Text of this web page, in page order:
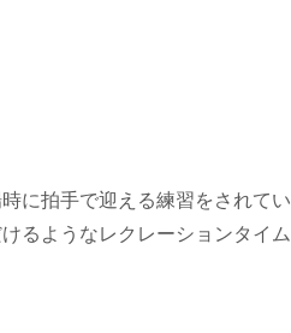
に拍手で迎える練習をされてい
るようなレクレーションタイム